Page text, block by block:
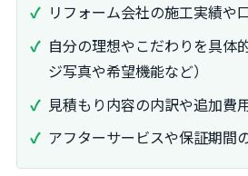
リフォーム会社の施工実績や
自分の理想やこだわりを具体
ジ写真や希望機能など）
見積もり内容の内訳や追加費
アフターサービスや保証期間